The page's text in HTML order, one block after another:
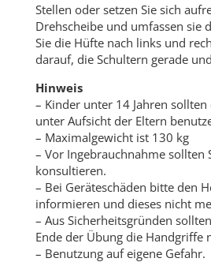
Stellen oder setzen Sie sich
Drehscheibe und umfassen sie
Sie die Hüfte nach links und
darauf, die Schultern gerade
Hinweis
– Kinder unter 14 Jahren
unter Aufsicht der Eltern
– Maximalgewicht ist 130 kg
– Vor Ingebrauchnahme sollten
konsultieren.
– Bei Geräteschäden bitte den
informieren und dieses nicht
– Aus Sicherheitsgründen
Ende der Übung die Handgriffe
– Benutzung auf eigene Gefahr.